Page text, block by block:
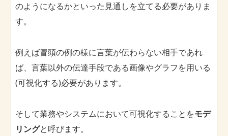
のようになるかといった見通しを立てる必要がありま
す。
例えば冒頭の例の様に言葉が伝わらない相手であれ
ば、言葉以外の伝達手段である画像やグラフを用いる
(可視化する)必要があります。
そして業務やシステムにおいて可視化することをモデ
リングと呼びます。